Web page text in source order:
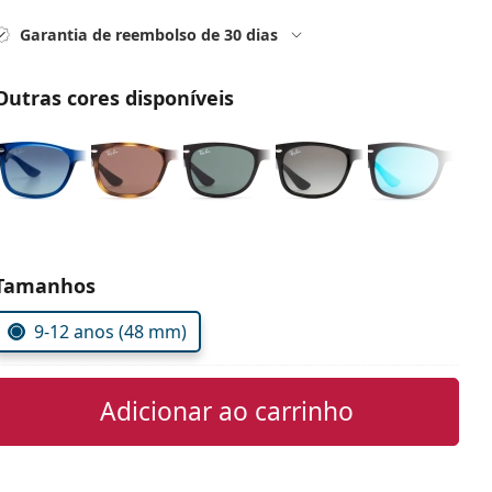
Garantia de reembolso de 30 dias
cores disponíveis
parâmetros
9-12 anos (48 mm)
Adicionar ao carrinho